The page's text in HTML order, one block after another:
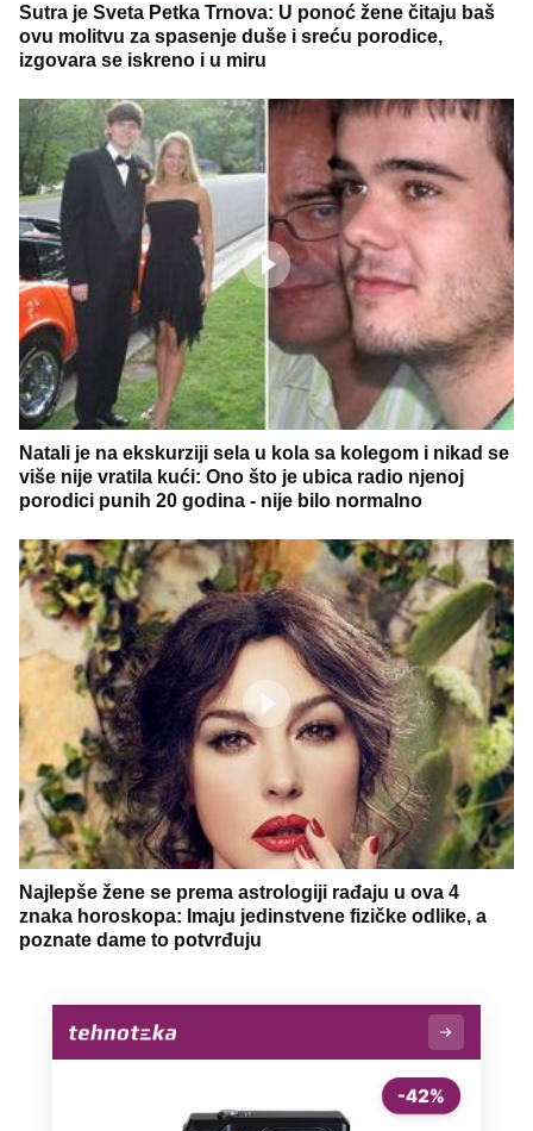
Sutra je Sveta Petka Trnova: U ponoć žene čitaju baš
ovu molitvu za spasenje duše i sreću porodice,
izgovara se iskreno i u miru
Natali je na ekskurziji sela u kola sa kolegom i nikad se
više nije vratila kući: Ono što je ubica radio njenoj
porodici punih 20 godina - nije bilo normalno
Najlepše žene se prema astrologiji rađaju u ova 4
znaka horoskopa: Imaju jedinstvene fizičke odlike, a
poznate dame to potvrđuju